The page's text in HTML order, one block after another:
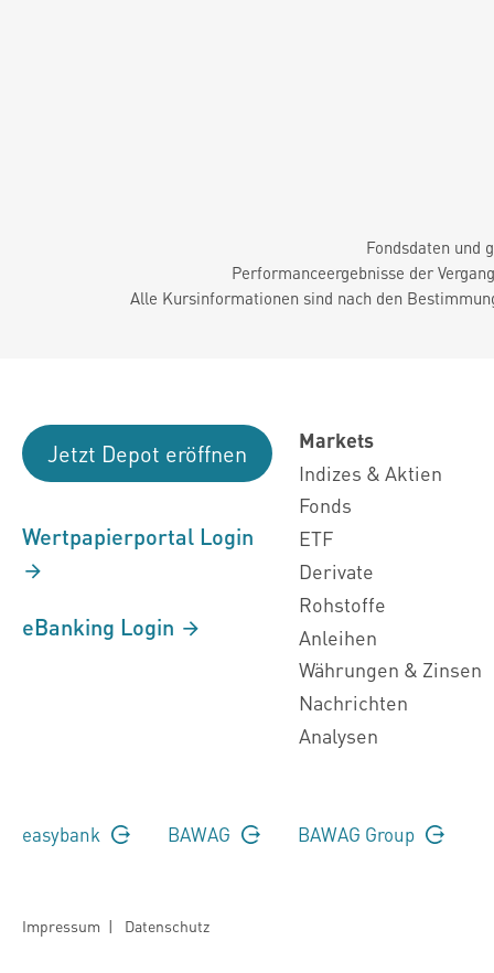
Fondsdaten und
Performanceergebnisse der
Alle Kursinformationen sind nach den
Jetzt Depot eröffnen
Wertpapierportal Login
eBanking Login
Markets
Indizes & Aktien
Fonds
ETF
Derivate
Rohstoffe
Anleihen
Währungen & Zinsen
Nachrichten
Analysen
easybank BAWAG BAWAG Group
Impressum | Datenschutz